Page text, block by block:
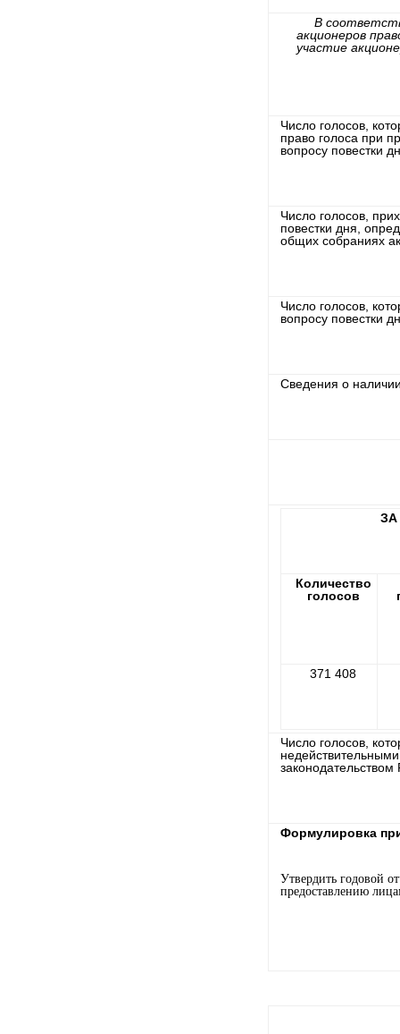
В
акционеров
участие
Число голосов,
право голоса при
вопросу повестки
Число голосов,
повестки дня,
общих собраниях
Число голосов,
вопросу повестки
Сведения о
ЗА
Количество
голосов
371 408
Число голосов,
Формулировка
Утвердить годовой
предоставлению